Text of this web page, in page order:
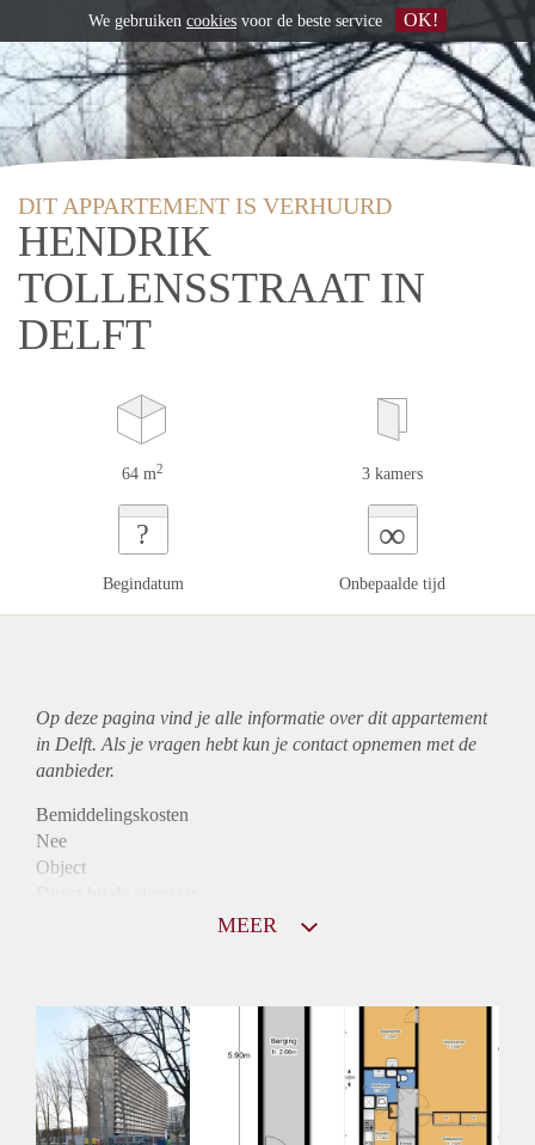
DIT APPARTEMENT IS VERHUURD
HENDRIK
TOLLENSSTRAAT IN
DELFT
64 m2 3 kamers
?
Begindatum
∞
Onbepaalde tijd
Op deze pagina vind je alle informatie over ditappartement
in Delft. Als je vragen hebt kun je contact opnemen met de
aanbieder.
Bemiddelingskosten
Nee
Object
Huurtoeslag
Mogelijk
Inkomen eis
N.V.T.
Huurtermijn
MEER
We gebruiken cookies voor de beste service OK!